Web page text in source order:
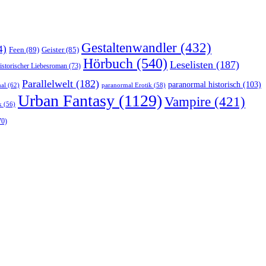
Feen (89) Geister(85) Gestaltenwandler (432)
Liebesroman (73) Hörbuch (540) Leselisten (187)
(62) Parallelwelt (182) paranormal Erotik (58) paranormal historisch (103)
(56) Urban Fantasy (1129) Vampire (421)